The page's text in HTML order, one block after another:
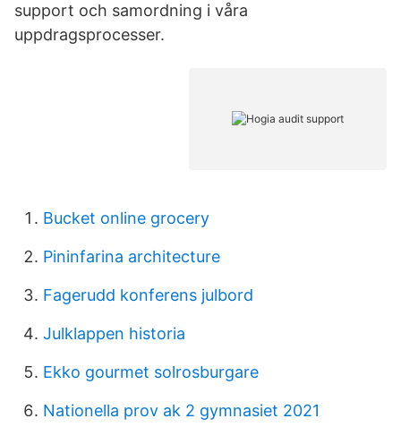
support och samordning i våra
uppdragsprocesser.
Bucket online grocery
Pininfarina architecture
Fagerudd konferens julbord
Julklappen historia
Ekko gourmet solrosburgare
Nationella prov ak 2 gymnasiet 2021